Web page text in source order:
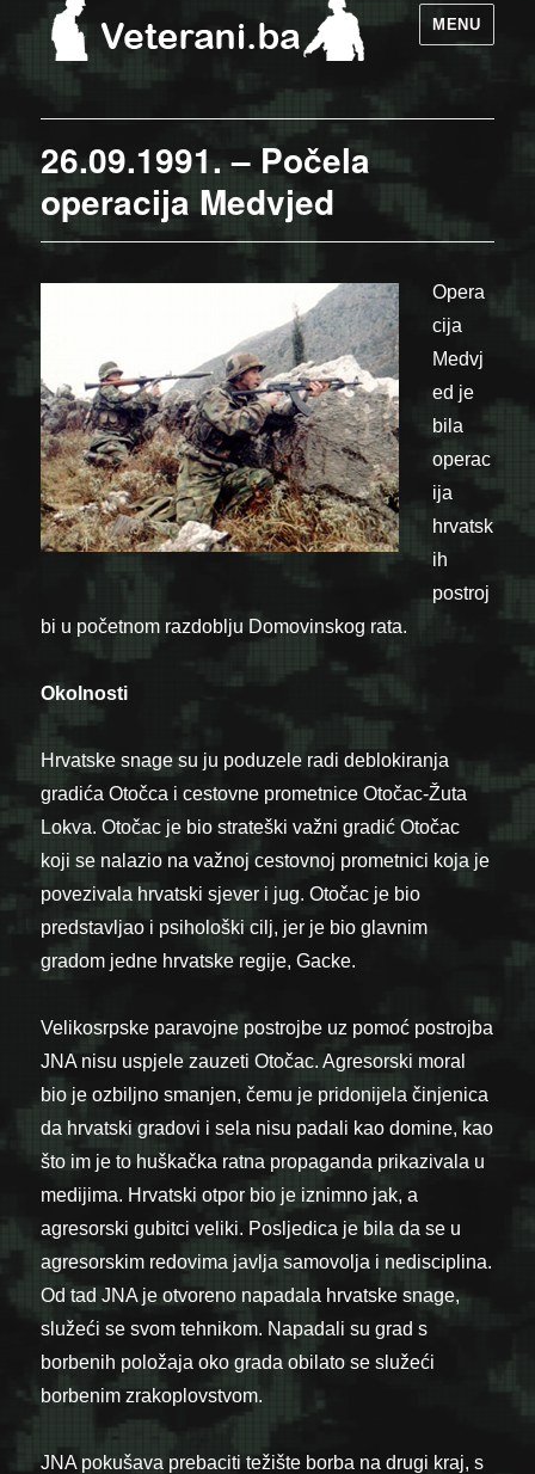
MENU
26.09.1991. – Počela
operacija Medvjed
Opera
cija
Medvj
ed je
bila
operac
ija
hrvatsk
ih
postroj
bi u početnom razdoblju Domovinskog rata.
Okolnosti
Hrvatske snage su ju poduzele radi deblokiranja
gradića Otočca i cestovne prometnice Otočac-Žuta
Lokva. Otočac je bio strateški važni gradić Otočac
koji se nalazio na važnoj cestovnoj prometnici koja je
povezivala hrvatski sjever i jug. Otočac je bio
predstavljao i psihološki cilj, jer je bio glavnim
gradom jedne hrvatske regije, Gacke.
Velikosrpske paravojne postrojbe uz pomoć postrojba
JNA nisu uspjele zauzeti Otočac. Agresorski moral
bio je ozbiljno smanjen, čemu je pridonijela činjenica
da hrvatski gradovi i sela nisu padali kao domine, kao
što im je to huškačka ratna propaganda prikazivala u
medijima. Hrvatski otpor bio je iznimno jak, a
agresorski gubitci veliki. Posljedica je bila da se u
agresorskim redovima javlja samovolja i nedisciplina.
Od tad JNA je otvoreno napadala hrvatske snage,
služeći se svom tehnikom. Napadali su grad s
borbenih položaja oko grada obilato se služeći
borbenim zrakoplovstvom.
JNA pokušava prebaciti težište borba na drugi kraj, s